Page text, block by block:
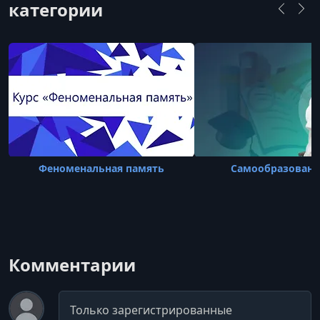
выступает спикером на крупных
категории
Феноменальная память
Комментарии
Комментарий